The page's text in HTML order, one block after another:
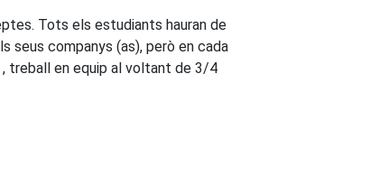
Tots els estudiants hauran de
seus companys (as), però en cada
, treball en equip al voltant de 3/4